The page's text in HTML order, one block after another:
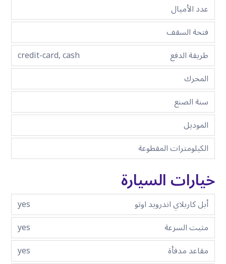
عدد الأميال
فتحة السقف
طريقة الدفع
credit-card, cash
المحرك
سنة الصنع
الموديل
الكيلومترات المقطوعة
خيارات السيارة
أبل كاربلاي اندرويد اوتو
yes
مثبت السرعة
yes
مقاعد مدفأة
yes